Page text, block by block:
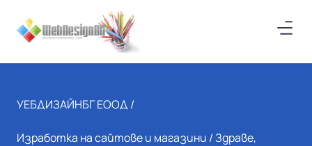
УЕБДИЗАЙНБГ ЕООД /
Изработка на сайтове и магазини / Здраве,